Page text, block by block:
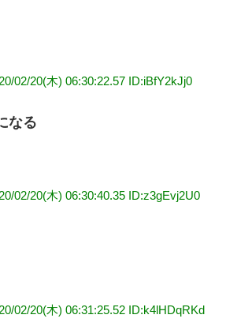
02/20(木) 06:30:22.57 ID:iBfY2kJj0
なる
02/20(木) 06:30:40.35 ID:z3gEvj2U0
02/20(木) 06:31:25.52 ID:k4lHDqRKd